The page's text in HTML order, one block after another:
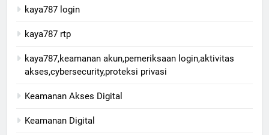
kaya787 login
kaya787 rtp
kaya787,keamanan akun,pemeriksaan login,aktivitas
akses,cybersecurity,proteksi privasi
Keamanan Akses Digital
Keamanan Digital​